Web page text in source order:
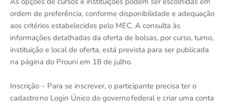
ordem de preferência, conforme disponibilidade e adequação
aos critérios estabelecidos pelo MEC. A consulta às
informações detalhadas da oferta de bolsas, por curso, turno,
instituição e local de oferta, está prevista para ser publicada
na página do Prouni em 18 de julho.
Inscrição – Para se inscrever, o participante precisa ter o
cadastro no Login Único do governo federal e criar uma conta